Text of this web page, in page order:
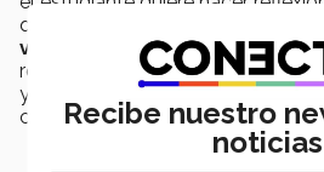
que no dejen pasar la oportunidad
vigilancia de las próximas
responsabilidad de todos exigir la
y que en México se erradique el
corrupción.Recibe nuestro